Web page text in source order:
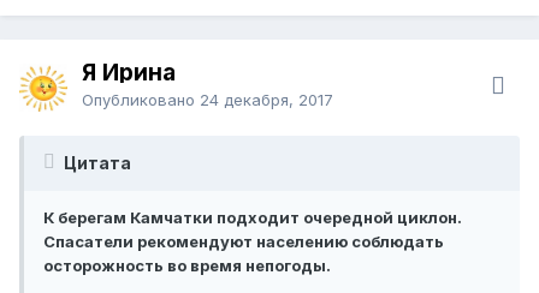
Я Ирина
Опубликовано 24 декабря, 2017
Цитата
К берегам Камчатки подходит очередной циклон.
Спасатели рекомендуют населению соблюдать
осторожность во время непогоды.